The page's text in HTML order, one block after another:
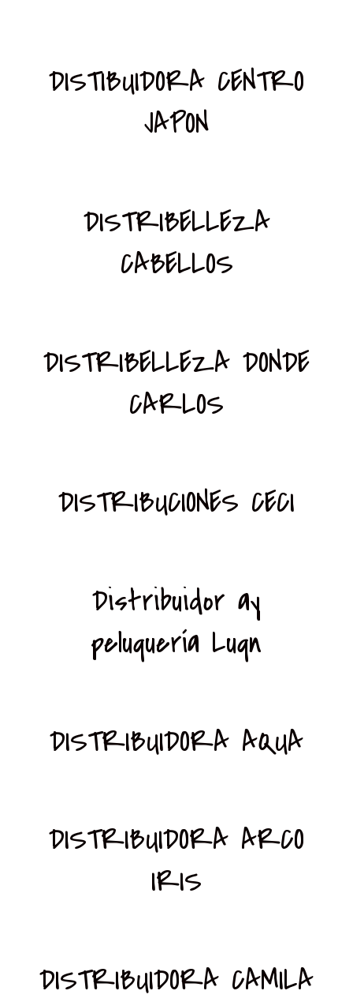
DISTIBUIDORA CENTRO
JAPON
DISTRIBELLEZA
CABELLOS
DISTRIBELLEZA DONDE
CARLOS
DISTRIBUCIONES CECI
Distribuidor ay
peluquería Luqn
DISTRIBUIDORA AQUA
DISTRIBUIDORA ARCO
IRIS
DISTRIBUIDORA CAMILA